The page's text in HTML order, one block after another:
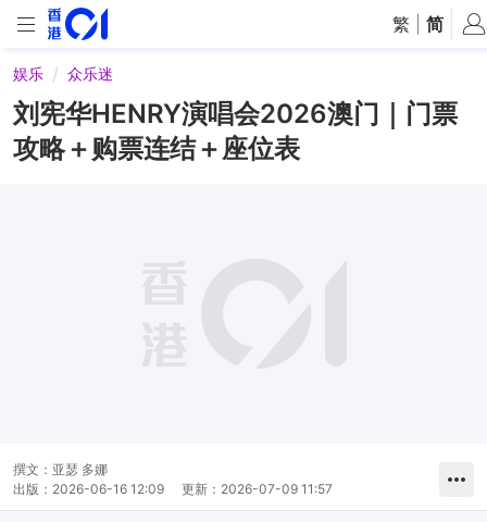
繁 简
娱乐 众乐迷
刘宪华HENRY演唱会2026澳门｜门票
攻略＋购票连结＋座位表
撰文： 亚瑟 多娜
出版： 2026-06-16 12:09 更新： 2026-07-09 11:57